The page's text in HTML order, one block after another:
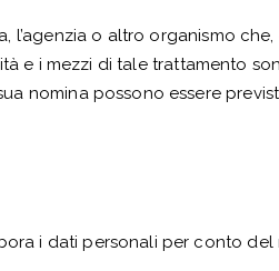
l’agenzia o altro organismo
e i mezzi di tale trattamento
nomina possono essere
i dati personali per conto